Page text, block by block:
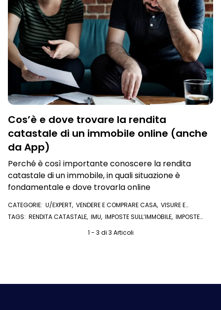
Cos’è e dove trovare la rendita
catastale di un immobile online (anche
da App)
Perché è così importante conoscere la rendita
catastale di un immobile, in quali situazione è
fondamentale e dove trovarla online
CATEGORIE: U/EXPERT, VENDERE E COMPRARE CASA, VISURE E
DOCUMENTI ONLINE,VISURA CATASTALE
TAGS: RENDITA CATASTALE, IMU, IMPOSTE SULL’IMMOBILE, IMPOSTE
1 - 3 di 3 Articoli